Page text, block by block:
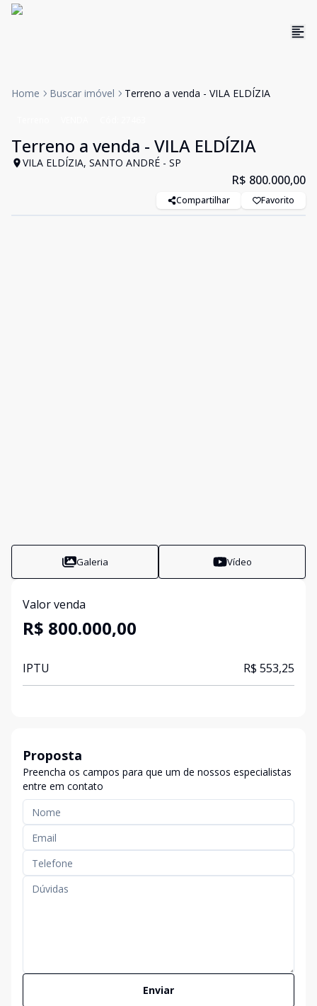
Home Buscar imóvel Terreno a venda - VILA ELDÍZIA
Terreno a venda - VILA ELDÍZIA
VILA ELDÍZIA, SANTO ANDRÉ - SP
R$ 800.000,00
Compartilhar Favorito
Galeria Vídeo
Valor venda
R$ 800.000,00
IPTU R$ 553,25
Proposta
Preencha os campos para que um de nossos especialistas
entre em contato
Enviar